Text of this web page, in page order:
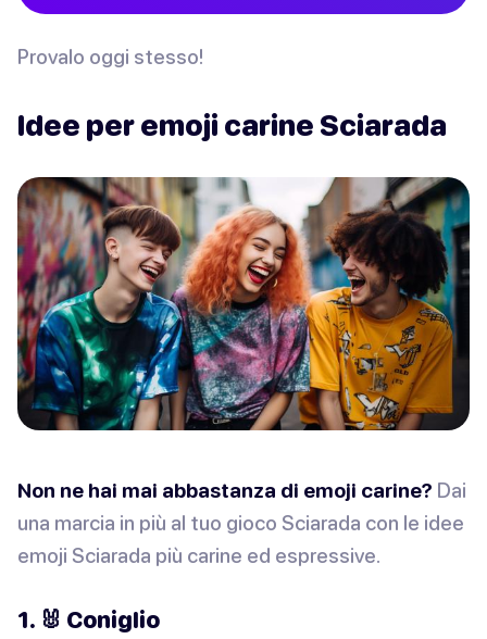
Provalo oggi stesso!
Idee per emoji carine Sciarada
Non ne hai mai abbastanza di emoji carine? Dai
una marcia in più al tuo gioco Sciarada con le idee
emoji Sciarada più carine ed espressive.
1. 🐰 Coniglio